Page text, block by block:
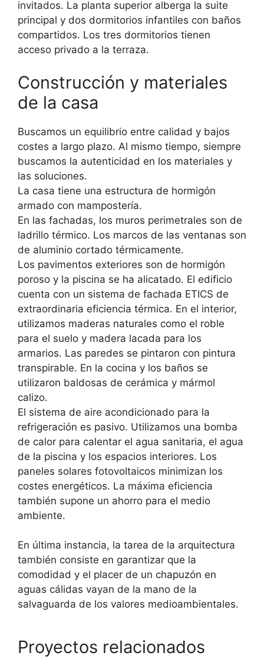
invitados. La planta superior alberga la suite
principal y dos dormitorios infantiles con baños
compartidos. Los tres dormitorios tienen
acceso privado a la terraza.
Construcción y materiales
de la casa
Buscamos un equilibrio entre calidad y bajos
costes a largo plazo. Al mismo tiempo, siempre
buscamos la autenticidad en los materiales y
las soluciones.
La casa tiene una estructura de hormigón
armado con mampostería.
En las fachadas, los muros perimetrales son de
ladrillo térmico. Los marcos de las ventanas son
de aluminio cortado térmicamente.
Los pavimentos exteriores son de hormigón
poroso y la piscina se ha alicatado. El edificio
cuenta con un sistema de fachada ETICS de
extraordinaria eficiencia térmica. En el interior,
utilizamos maderas naturales como el roble
para el suelo y madera lacada para los
armarios. Las paredes se pintaron con pintura
transpirable. En la cocina y los baños se
utilizaron baldosas de cerámica y mármol
calizo.
El sistema de aire acondicionado para la
refrigeración es pasivo. Utilizamos una bomba
de calor para calentar el agua sanitaria, el agua
de la piscina y los espacios interiores. Los
paneles solares fotovoltaicos minimizan los
costes energéticos. La máxima eficiencia
también supone un ahorro para el medio
ambiente.
En última instancia, la tarea de la arquitectura
también consiste en garantizar que la
comodidad y el placer de un chapuzón en
aguas cálidas vayan de la mano de la
salvaguarda de los valores medioambientales.
Proyectos relacionados